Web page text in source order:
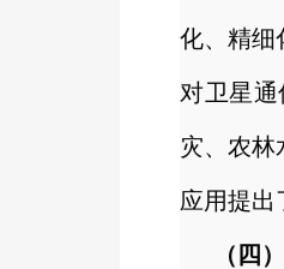
化、精细
对卫星
灾、农
应用提出
（四